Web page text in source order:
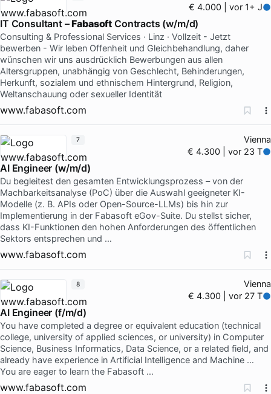
€ 4.000 | vor 1+ J
IT Consultant –Fabasoft Contracts (w/m/d)
Consulting & Professional Services · Linz · Vollzeit - Jetzt
bewerben - Wir leben Offenheit und Gleichbehandlung, daher
wünschen wir uns ausdrücklich Bewerbungen aus allen
Altersgruppen, unabhängig von Geschlecht, Behinderungen,
Herkunft, sozialem und ethnischem Hintergrund, Religion,
Weltanschauung oder sexueller Identität
www.fabasoft.com
Vienna
€ 4.300 | vor 23 T
AI Engineer (w/m/d)
Du begleitest den gesamten Entwicklungsprozess – von der
Machbarkeitsanalyse (PoC) über die Auswahl geeigneter KI-
Modelle (z. B. APIs oder Open-Source-LLMs) bis hin zur
Implementierung in der Fabasoft eGov-Suite. Du stellst sicher,
dass KI-Funktionen den hohen Anforderungen des öffentlichen
Sektors entsprechen und …
www.fabasoft.com
7
Vienna
€ 4.300 | vor 27 T
AI Engineer (f/m/d)
You have completed a degree or equivalent education (technical
college, university of applied sciences, or university) in Computer
Science, Business Informatics, Data Science, or a related field, and
already have experience in Artificial Intelligence and Machine …
You are eager to learn the Fabasoft …
www.fabasoft.com
8